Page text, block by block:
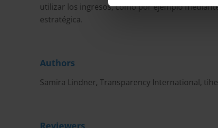
utilizar los ingresos, como por ejemplo
estratégica.
Authors
Samira Lindner, Transparency International,
Reviewers